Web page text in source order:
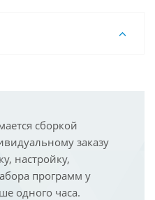
сборкой
заказу
настройку,
программ у
одного часа.